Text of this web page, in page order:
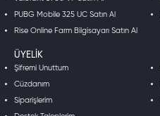
PUBG Mobile 325 UC Satın Al
Rise Online Farm Bilgisayarı Satın Al
ÜYELIK
Şifremi Unuttum
Cüzdanım
Siparişlerim